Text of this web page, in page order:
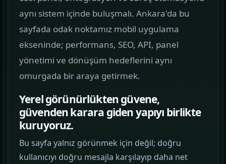
E-ticaret Sitesi Tasarımı
SATIŞ VITRINI
Mobil Uygulama Kodlama
SEO & Dijital Pazarlama
ARAMA GÖRÜNÜRLÜĞÜ
Google Reklam Yönetimi
aynı sistem içinde buluşmalı. Ankara'da bu
sayfada odak noktamız mobil uygulama
ekseninde; performans, SEO, API, panel
yönetimi ve dönüşüm hedeflerini aynı
omurgada bir araya getirmek.
Yerel görünürlükten güvene,
güvenden karara giden yapıyı birlikte
kuruyoruz.
Bu sayfa yalnız görünmek için değil; doğru
kullanıcıyı doğru mesajla karşılayıp daha net